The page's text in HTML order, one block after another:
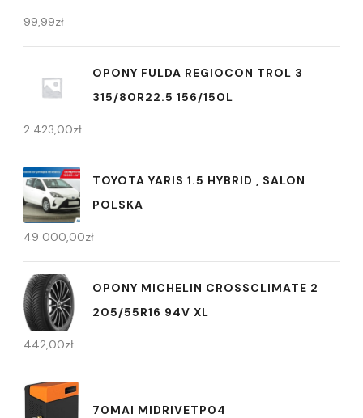
99,99zł
OPONY FULDA REGIOCON TROL 3
315/80R22.5 156/150L
2 423,00zł
TOYOTA YARIS 1.5 HYBRID , SALON
POLSKA
49 000,00zł
OPONY MICHELIN CROSSCLIMATE 2
205/55R16 94V XL
442,00zł
70MAI MIDRIVETP04